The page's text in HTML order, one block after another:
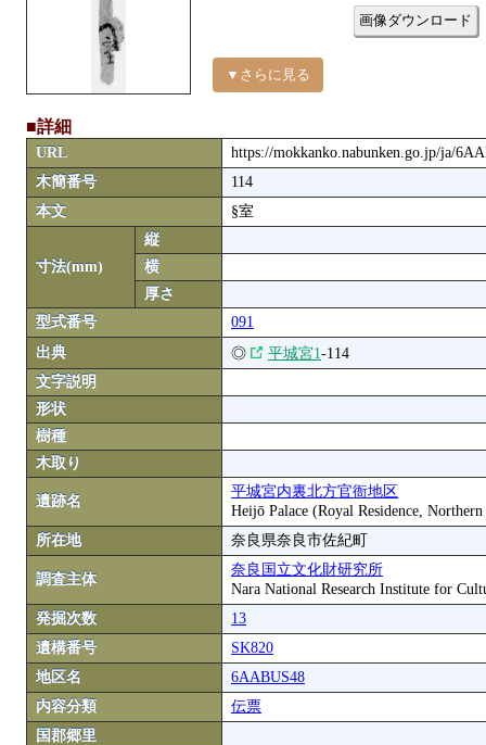
▼さらに見る
画像ダウンロード
■詳細
URL
https://mokkanko.nabunken.go.jp/ja/
木簡番号
114
本文
§室
寸法(mm)
縦
横
厚さ
型式番号
091
出典
◎ 平城宮1-114
文字説明
形状
樹種
木取り
遺跡名
平城宮内裏北方官衙地区
Heijō Palace (Royal Residence,
所在地
奈良県奈良市佐紀町
調査主体
奈良国立文化財研究所
Nara National Research Institute for
発掘次数
13
遺構番号
SK820
地区名
6AABUS48
内容分類
伝票
国郡郷里